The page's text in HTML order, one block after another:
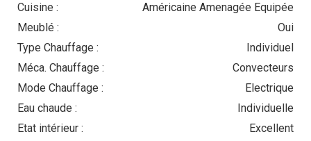
Cuisine :
Américaine Amenagée Equipée
Meublé :
Oui
Type Chauffage :
Individuel
Méca. Chauffage :
Convecteurs
Mode Chauffage :
Electrique
Eau chaude :
Individuelle
Etat intérieur :
Excellent